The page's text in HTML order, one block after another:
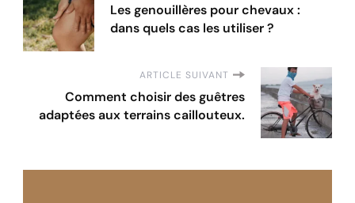
Les genouillères pour chevaux :
dans quels cas les utiliser ?
ARTICLE SUIVANT
Comment choisir des guêtres
adaptées aux terrains caillouteux.